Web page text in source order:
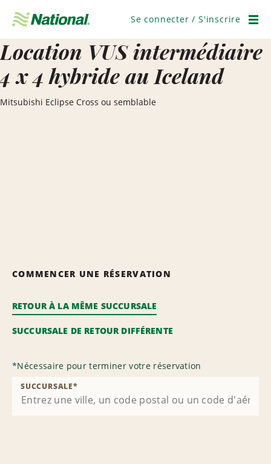
navigation
Se connecter / S'inscrire
Location VUS intermédiaire
4 x 4 hybride au Iceland
Mitsubishi Eclipse Cross ou semblable
COMMENCER UNE RÉSERVATION
RETOUR À LA MÊME SUCCURSALE
SUCCURSALE DE RETOUR DIFFÉRENTE
*Nécessaire pour terminer votre réservation
SUCCURSALE*